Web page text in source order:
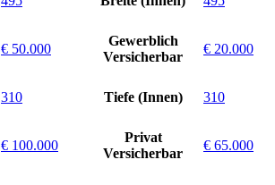
€ 50.000
310
€ 100.000
Gewerblich
Versicherbar
€ 20.000
Tiefe (Innen) 310
Privat
Versicherbar
€ 65.000